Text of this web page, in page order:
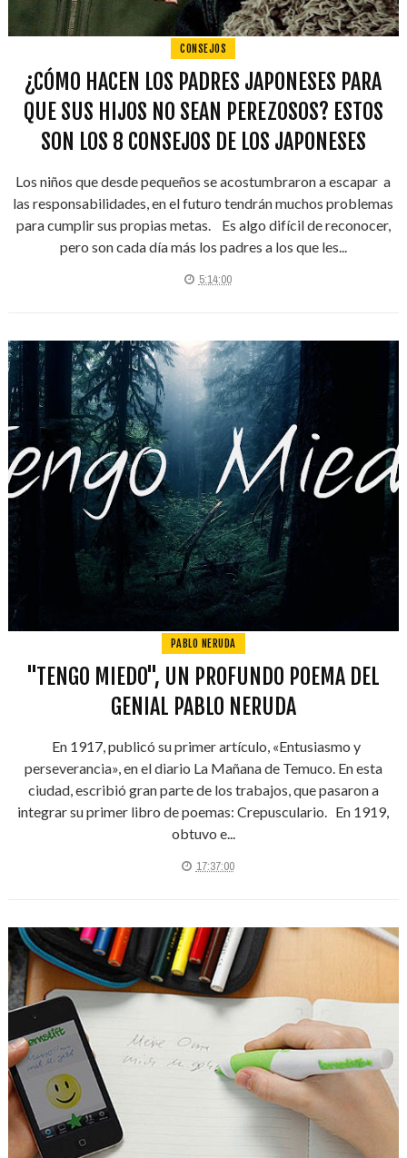
CONSEJOS
¿CÓMO HACEN LOS PADRES JAPONESES PARA
QUE SUS HIJOS NO SEAN PEREZOSOS? ESTOS
SON LOS 8 CONSEJOS DE LOS JAPONESES
Los niños que desde pequeños se acostumbraron a escapar a
las responsabilidades, en el futuro tendrán muchos problemas
para cumplir sus propias metas. Es algo difícil de reconocer,
pero son cada día más los padres a los que les...
5:14:00
PABLO NERUDA
"TENGO MIEDO", UN PROFUNDO POEMA DEL
GENIAL PABLO NERUDA
En 1917, publicó su primer artículo, «Entusiasmo y
perseverancia», en el diario La Mañana de Temuco. En esta
ciudad, escribió gran parte de los trabajos, que pasaron a
integrar su primer libro de poemas: Crepusculario. En 1919,
obtuvo e...
17:37:00